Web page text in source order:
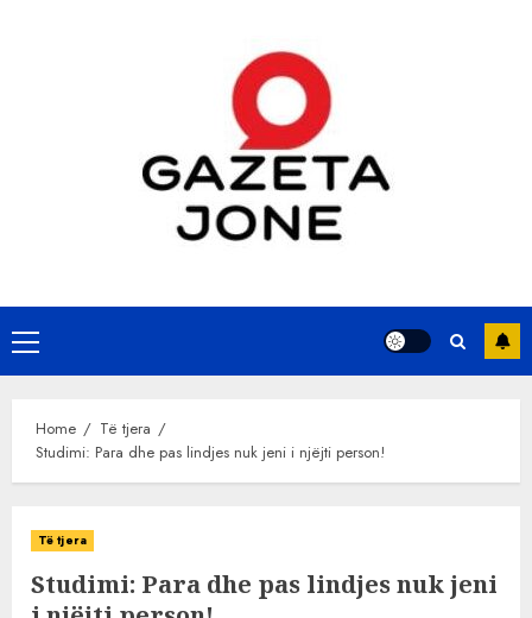
Primary
Menu
Home
Të tjera
Studimi: Para dhe pas lindjes nuk jeni i njëjti person!
Të tjera
Studimi: Para dhe pas lindjes nuk jeni